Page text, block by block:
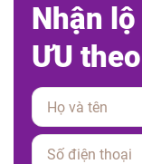
Nhận lộ
ƯU theo